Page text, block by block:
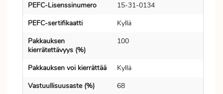
PEFC-Lisenssinumero
15-31-0134
PEFC-sertifikaatti
Kyllä
Pakkauksen
kierrätettävyys (%)
100
Pakkauksen voi kierrättää
Kyllä
Vastuullisuusaste (%)
68